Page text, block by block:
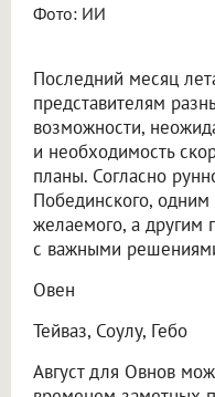
Фото: ИИ
Последний месяц
представителям
возможности,
и необходимость
планы. Согласно
Побединского, одним
желаемого, а другим
с важными
Овен
Тейваз, Соулу, Гебо
Август для Овнов